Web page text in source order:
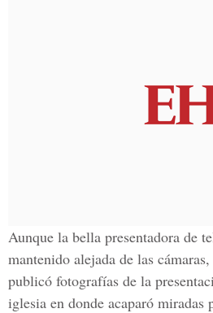
Aunque la bella presentadora de
mantenido alejada de las
publicó fotografías de la
iglesia en donde acaparó miradas